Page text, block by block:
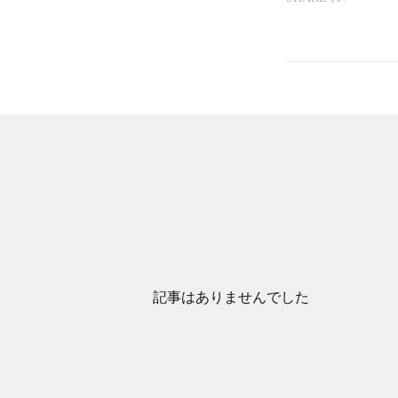
記事はありませんでした